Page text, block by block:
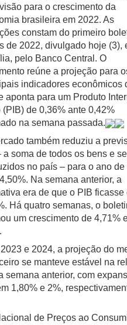
para o crescimento da
brasileira em 2022. As
constam do primeiro
de 2022, divulgado hoje (3),
pelo Banco Central. O
reúne a projeção para
indicadores econômicos
aponta para um Produto
(PIB) de 0,36% ante 0,42%
na semana passada.
também reduziu a
a soma de todos os bens e
no país – para o ano de
Na semana anterior, a
era de que o PIB ficasse
Há quatro semanas, o
um crescimento de 4,71%
e 2024, a projeção do
se manteve estável na
semana anterior, com
1,80% e 2%,
de Preços ao